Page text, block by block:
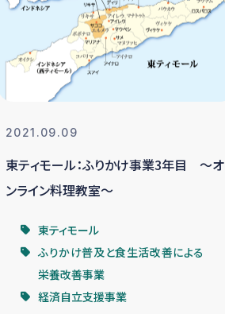
応援隊の活動
業復興支援
自立支援事業
の緑化を通じた支援事業
た女性グループの生計支援
アトレード事業
2021.09.09
東ティモール：ふりかけ事業3年目 ～オ
ンライン料理教室～
東ティモール
ふりかけ普及と食生活改善による
栄養改善事業
経済自立支援事業